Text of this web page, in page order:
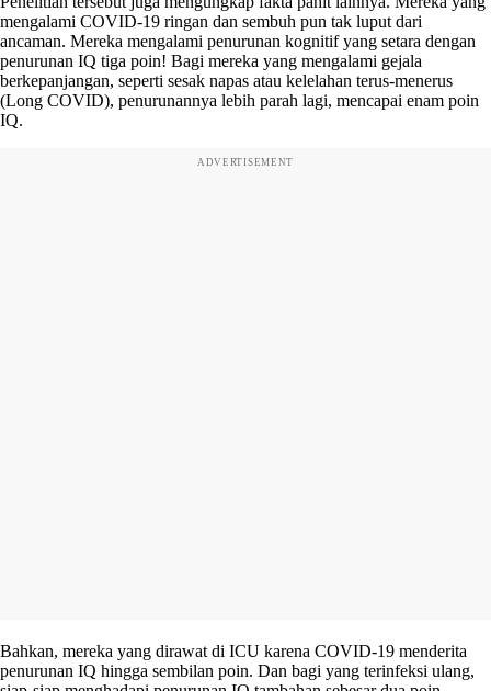
mengalami COVID-19 ringan dan sembuh pun tak luput dari
ancaman. Mereka mengalami penurunan kognitif yang setara dengan
penurunan IQ tiga poin! Bagi mereka yang mengalami gejala
berkepanjangan, seperti sesak napas atau kelelahan terus-menerus
(Long COVID), penurunannya lebih parah lagi, mencapai enam poin
IQ.
ADVERTISEMENT
Bahkan, mereka yang dirawat di ICU karena COVID-19 menderita
penurunan IQ hingga sembilan poin. Dan bagi yang terinfeksi ulang,